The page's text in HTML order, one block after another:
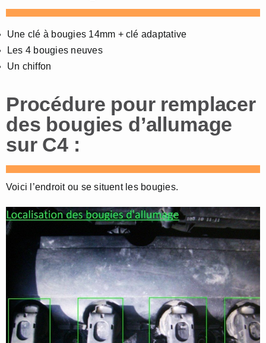
Une clé à bougies 14mm + clé adaptative
Les 4 bougies neuves
Un chiffon
Procédure pour remplacer
des bougies d’allumage
sur C4 :
Voici l’endroit ou se situent les bougies.